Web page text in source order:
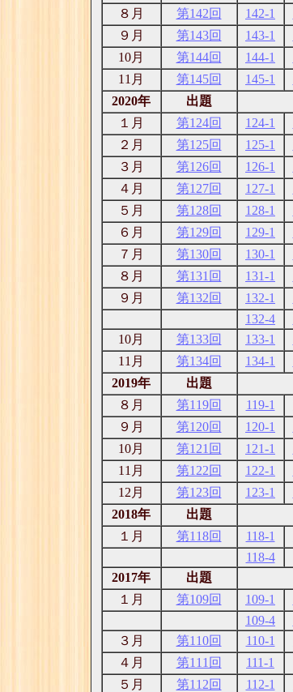
８月
第142回 142-1
９月
第143回 143-1
10月
第144回 144-1
11月
第145回 145-1
2020年
出題
１月
第124回 124-1
２月
第125回 125-1
３月
第126回 126-1
４月
第127回 127-1
５月
第128回 128-1
６月
第129回 129-1
７月
第130回 130-1
８月
第131回 131-1
９月
第132回 132-1
132-4
10月
第133回 133-1
11月
第134回 134-1
2019年
出題
８月
第119回 119-1
９月
第120回 120-1
10月
第121回 121-1
11月
第122回 122-1
12月
第123回 123-1
2018年
出題
１月
第118回 118-1
118-4
2017年
出題
１月
第109回 109-1
109-4
３月
第110回 110-1
４月
第111回 111-1
５月
第112回 112-1